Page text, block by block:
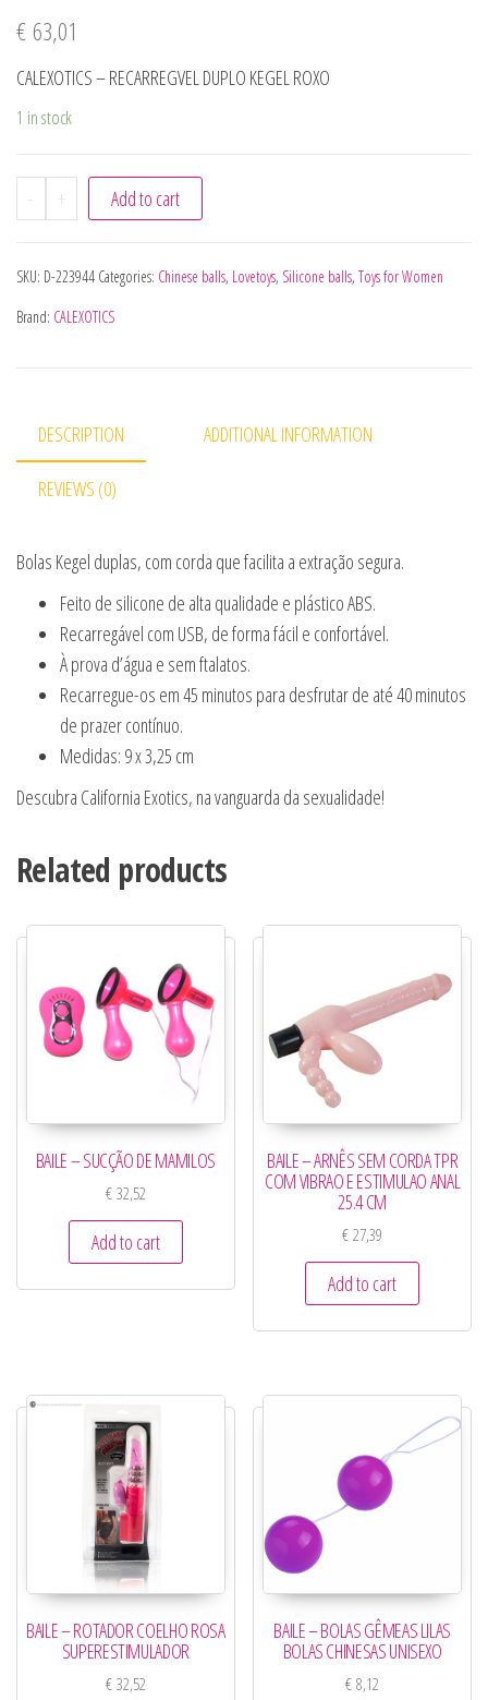
€ 63,01
CALEXOTICS – RECARREGVEL DUPLO KEGEL ROXO
1 in stock
- + Add to cart
SKU: D-223944 Categories: Chinese balls, Lovetoys, Silicone balls, Toys for Women
Brand: CALEXOTICS
DESCRIPTION ADDITIONAL INFORMATION
REVIEWS (0)
Bolas Kegel duplas, com corda que facilita a extração segura.
Feito de silicone de alta qualidade e plástico ABS.
Recarregável com USB, de forma fácil e confortável.
À prova d’água e sem ftalatos.
Recarregue-os em 45 minutos para desfrutar de até 40 minutos
de prazer contínuo.
Medidas: 9 x 3,25 cm
Descubra California Exotics, na vanguarda da sexualidade!
Related products
BAILE – SUCÇÃO DE MAMILOS
€32,52
Add to cart
BAILE – ARNÊS SEM CORDA TPR
COM VIBRAO E ESTIMULAO ANAL
25.4 CM
€27,39
Add to cart
BAILE – ROTADOR COELHO ROSA
SUPERESTIMULADOR
€32,52
BAILE – BOLAS GÊMEAS LILAS
BOLAS CHINESAS UNISEXO
€8,12